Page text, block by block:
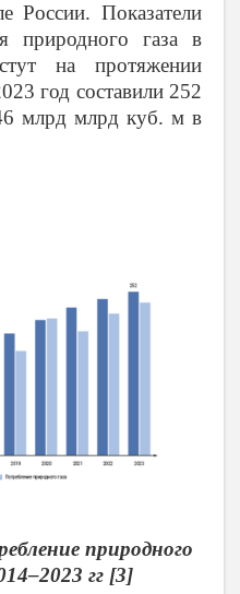
России. Показатели
природного газа в
на протяжении
год составили 252
млрд млрд куб. м в
природного
гг [3]